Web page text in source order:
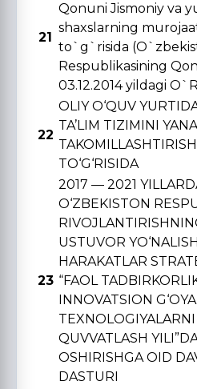
21
Qonuni Jismoniy va
shaxslarning
to`g`risida
Respublikasining
03.12.2014 yildagi
22
OLIY O‘QUV
TA’LIM TIZIMINI
TAKOMILLASHTIRISH
TO‘G‘RISIDA
23
2017 — 2021
O‘ZBЕKISTON
USTUVOR
HARAKATLAR
“FAOL
INNOVATSION
TЕXNOLOGIYALARNI
QUVVATLASH
OSHIRISHGA OID
DASTURI